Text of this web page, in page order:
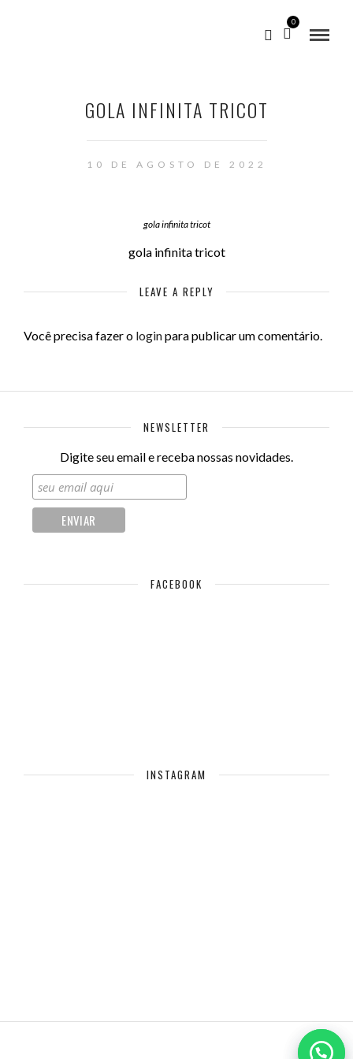
0
GOLA INFINITA TRICOT
10 DE AGOSTO DE 2022
gola infinita tricot
gola infinita tricot
LEAVE A REPLY
Você precisa fazer o loginpara publicar um comentário.
NEWSLETTER
Digite seu email e receba nossas novidades.
FACEBOOK
INSTAGRAM